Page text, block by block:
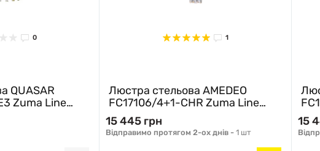
0
QUASAR
Zuma Line
1
Люстра стельова AMEDEO
FC17106/4+1-CHR Zuma Line
хром
15 445 грн
Відправимо протягом 2-ох днів - 1 шт
15